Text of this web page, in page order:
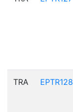
TRA EPTR128